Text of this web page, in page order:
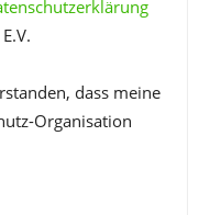
dass meine
Organisation